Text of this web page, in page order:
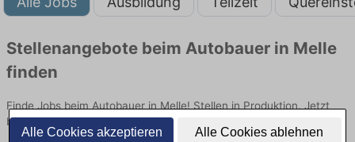
Alle Cookies akzeptieren Alle Cookies ablehnen
Stellenangebote beim Autobauer in Melle
finden
Finde Jobs beim Autobauer in Melle! Stellen in Produktion. Jetzt
bewerben!